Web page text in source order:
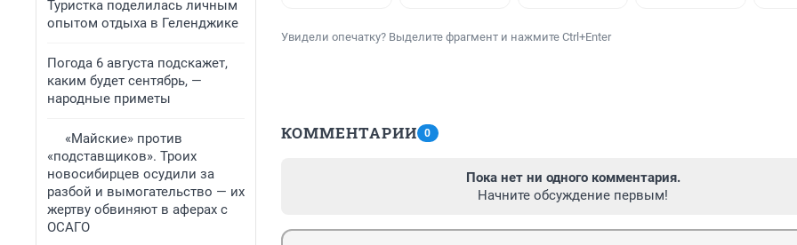
Туристка поделилась личным
опытом отдыха в Геленджике
Погода 6 августа подскажет,
каким будет сентябрь, —
народные приметы
«Майские» против
«подставщиков». Троих
новосибирцев осудили за
разбой и вымогательство — их
жертву обвиняют в аферах с
ОСАГО
Увидели опечатку? Выделите фрагмент и нажмите Ctrl+Enter
КОММЕНТАРИИ 0
Пока нет ни одного комментария.
Начните обсуждение первым!